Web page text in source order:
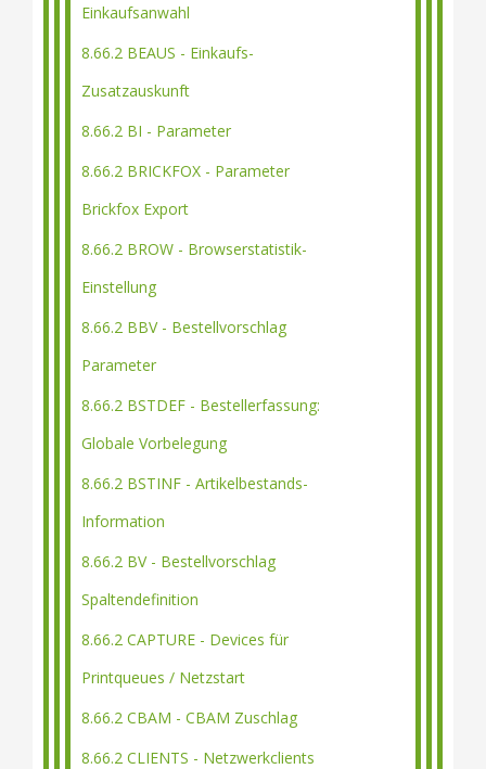
Einkaufsanwahl
8.66.2 BEAUS - Einkaufs-
Zusatzauskunft
8.66.2 BI - Parameter
8.66.2 BRICKFOX - Parameter
Brickfox Export
8.66.2 BROW - Browserstatistik-
Einstellung
8.66.2 BBV - Bestellvorschlag
Parameter
8.66.2 BSTDEF - Bestellerfassung:
Globale Vorbelegung
8.66.2 BSTINF - Artikelbestands-
Information
8.66.2 BV - Bestellvorschlag
Spaltendefinition
8.66.2 CAPTURE - Devices für
Printqueues / Netzstart
8.66.2 CBAM - CBAM Zuschlag
8.66.2 CLIENTS - Netzwerkclients